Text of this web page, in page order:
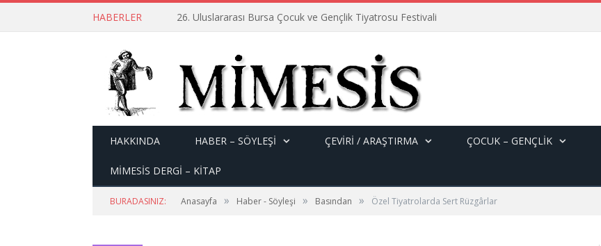
HABERLER 26. Uluslararası Bursa Çocuk ve Gençlik Tiyatrosu Festivali
HAKKINDA HABER – SÖYLEŞI ÇEVİRİ / ARAŞTIRMA ÇOCUK – GENÇLIK
MİMESİS DERGİ – KİTAP
BURADASINIZ: Anasayfa » Haber - Söyleşi » Basından » Özel Tiyatrolarda Sert Rüzgârlar